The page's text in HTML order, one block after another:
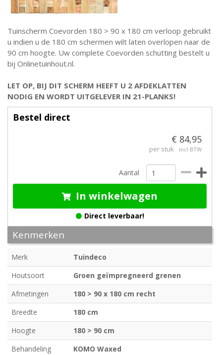
Tuinscherm Coevorden 180 > 90 x 180 cm verloop gebruikt
u indien u de 180 cm schermen wilt laten overlopen naar de
90 cm hoogte. Uw complete Coevorden schutting bestelt u
bij Onlinetuinhout.nl.
LET OP, BIJ DIT SCHERM HEEFT U 2 AFDEKLATTEN
NODIG EN WORDT UITGELEVER IN 21-PLANKS!
Bestel direct
€ 84,95
per stuk incl BTW
Aantal
In winkelwagen
Direct leverbaar!
Kenmerken
Merk
Tuindeco
Houtsoort
Groen geïmpregneerd grenen
Afmetingen
180 > 90 x 180 cm recht
Breedte
180 cm
Hoogte
180 > 90 cm
Behandeling
KOMO Waxed